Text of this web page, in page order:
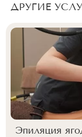
ДРУГИЕ
Эпиляция